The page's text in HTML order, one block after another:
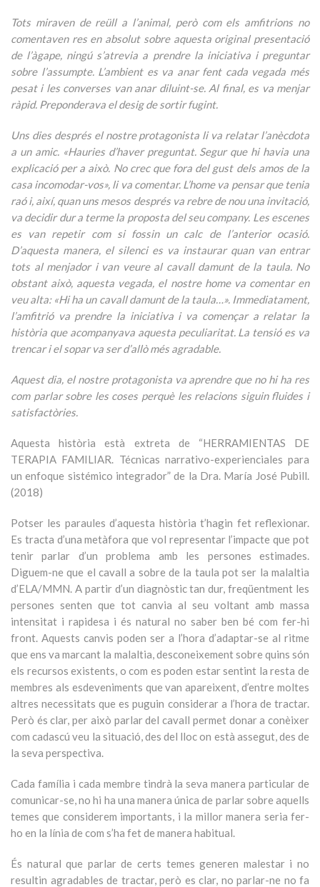
Tots miraven de reüll a l’animal, però com els amfitrions no
comentaven res en absolut sobre aquesta original presentació
de l’àgape, ningú s’atrevia a prendre la iniciativa i preguntar
sobre l’assumpte. L’ambient es va anar fent cada vegada més
pesat i les converses van anar diluint-se. Al final, es va menjar
ràpid. Preponderava el desig de sortir fugint.
Uns dies després el nostre protagonista li va relatar l’anècdota
a un amic. «Hauries d’haver preguntat. Segur que hi havia una
explicació per a això. No crec que fora del gust dels amos de la
casa incomodar-vos», li va comentar. L’home va pensar que tenia
raó i, així, quan uns mesos després va rebre de nou una invitació,
va decidir dur a terme la proposta del seu company. Les escenes
es van repetir com si fossin un calc de l’anterior ocasió.
D’aquesta manera, el silenci es va instaurar quan van entrar
tots al menjador i van veure al cavall damunt de la taula. No
obstant això, aquesta vegada, el nostre home va comentar en
veu alta: «Hi ha un cavall damunt de la taula…». Immediatament,
l’amfitrió va prendre la iniciativa i va començar a relatar la
història que acompanyava aquesta peculiaritat. La tensió es va
trencar i el sopar va ser d’allò més agradable.
Aquest dia, el nostre protagonista va aprendre que no hi ha res
com parlar sobre les coses perquè les relacions siguin fluides i
satisfactòries.
Aquesta història està extreta de “HERRAMIENTAS DE
TERAPIA FAMILIAR. Técnicas narrativo-experienciales para
un enfoque sistémico integrador” de la Dra. María José Pubill.
(2018)
Potser les paraules d’aquesta història t’hagin fet reflexionar.
Es tracta d’una metàfora que vol representar l’impacte que pot
tenir parlar d’un problema amb les persones estimades.
Diguem-ne que el cavall a sobre de la taula pot ser la malaltia
d’ELA/MMN. A partir d’un diagnòstic tan dur, freqüentment les
persones senten que tot canvia al seu voltant amb massa
intensitat i rapidesa i és natural no saber ben bé com fer-hi
front. Aquests canvis poden ser a l’hora d’adaptar-se al ritme
que ens va marcant la malaltia, desconeixement sobre quins són
els recursos existents, o com es poden estar sentint la resta de
membres als esdeveniments que van apareixent, d’entre moltes
altres necessitats que es puguin considerar a l’hora de tractar.
Però és clar, per això parlar del cavall permet donar a conèixer
com cadascú veu la situació, des del lloc on està assegut, des de
la seva perspectiva.
Cada família i cada membre tindrà la seva manera particular de
comunicar-se, no hi ha una manera única de parlar sobre aquells
temes que considerem importants, i la millor manera seria fer-
ho en la línia de com s’ha fet de manera habitual.
És natural que parlar de certs temes generen malestar i no
resultin agradables de tractar, però es clar, no parlar-ne no fa